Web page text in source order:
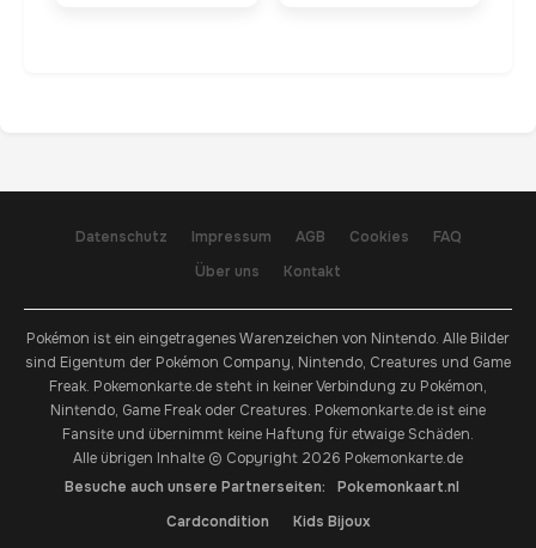
Datenschutz Impressum AGB Cookies
FAQ
Über uns
Kontakt
Pokémon ist ein eingetragenes Warenzeichen von Nintendo. Alle Bilder
sind Eigentum der Pokémon Company, Nintendo, Creatures und Game
Freak. Pokemonkarte.de steht in keiner Verbindung zu Pokémon,
Nintendo, Game Freak oder Creatures. Pokemonkarte.de ist eine
Fansite und übernimmt keine Haftung für etwaige Schäden.
Alle übrigen Inhalte © Copyright 2026 Pokemonkarte.de
Besuche auch unsere Partnerseiten:
Pokemonkaart.nl
Cardcondition
Kids Bijoux